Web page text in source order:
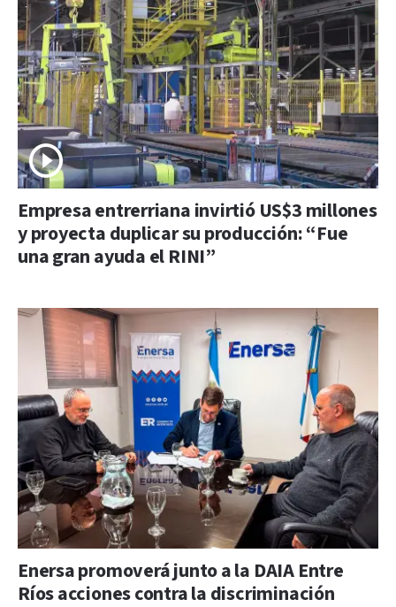
Empresa entrerriana invirtió US$3 millones
y proyecta duplicar su producción: “Fue
una gran ayuda el RINI”
Enersa promoverá junto a la DAIA Entre
Ríos acciones contra la discriminación